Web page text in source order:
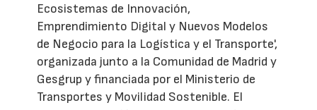
Ecosistemas de Innovación,
Emprendimiento Digital y Nuevos Modelos
de Negocio para la Logística y el Transporte',
organizada junto a la Comunidad de Madrid y
Gesgrup y financiada por el Ministerio de
Transportes y Movilidad Sostenible. El